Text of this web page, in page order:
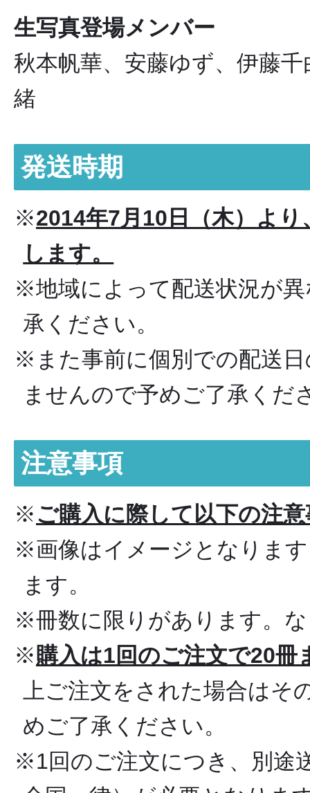
生写真登場メンバー
秋本帆華、安藤ゆず、伊藤
緒
発送時期
※2014年7月10日（木）よ
します。
※地域によって配送状況が
承ください。
※また事前に個別での配送
ませんので予めご了承くだ
注意事項
※ご購入に際して以下の注
※画像はイメージとなりま
ます。
※冊数に限りがあります。
※購入は1回のご注文で20
上ご注文をされた場合は
めご了承ください。
※1回のご注文につき、別途